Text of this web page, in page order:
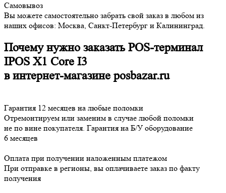
Самовывоз
Вы можете самостоятельно забрать свой заказ в любом из
наших офисов: Москва, Санкт-Петербург и Калининград.
Почему нужно заказать POS-терминал
IPOS X1 Core I3
в интернет-магазине posbazar.ru
Гарантия 12 месяцев на любые поломки
Отремонтируем или заменим в случае любой поломки
не по вине покупателя. Гарантия на Б/У оборудование
6 месяцев
Оплата при получении наложенным платежом
При отправке в регионы, вы оплачиваете заказ по факту
получения